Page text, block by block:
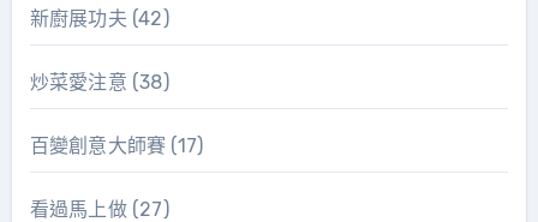
新廚展功夫 (42)
炒菜愛注意 (38)
百變創意大師賽 (17)
看過馬上做(27)